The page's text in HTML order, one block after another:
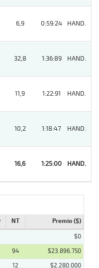
6,9 0:59:24 HAND.
32,8 1:36:89 HAND.
11,9 1:22:91 HAND.
10,2 1:18:47 HAND.
16,6 1:25:00 HAND.
NT Premio ($)
$0
94
$23.896.750
12
$2.280.000